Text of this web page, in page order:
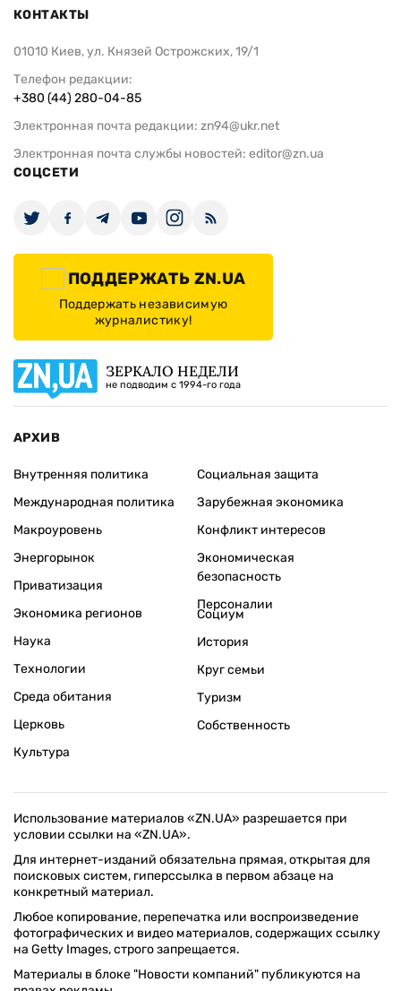
КОНТАКТЫ
01010 Киев, ул. Князей Острожских, 19/1
Телефон редакции:
+380 (44) 280-04-85
Электронная почта редакции: zn94@ukr.net
Электронная почта службы новостей: editor@zn.ua
СОЦСЕТИ
ПОДДЕРЖАТЬ ZN.UA
Поддержать независимую
журналистику!
ЗЕРКАЛО НЕДЕЛИ
не подводим с 1994-го года
АРХИВ
Внутренняя политика
Международная политика
Макроуровень
Энергорынок
Приватизация
Экономика регионов
Социальная защита
Зарубежная экономика
Конфликт интересов
Экономическая
безопасность
Персоналии
Наука
Технологии
Среда обитания
Церковь
Культура
Социум
История
Круг семьи
Туризм
Собственность
Использование материалов «ZN.UA» разрешается при
условии ссылки на «ZN.UA».
Для интернет-изданий обязательна прямая, открытая для
поисковых систем, гиперссылка в первом абзаце на
конкретный материал.
Любое копирование, перепечатка или воспроизведение
фотографических и видео материалов, содержащих ссылку
на Getty Images, строго запрещается.
Материалы в блоке "Новости компаний" публикуются на